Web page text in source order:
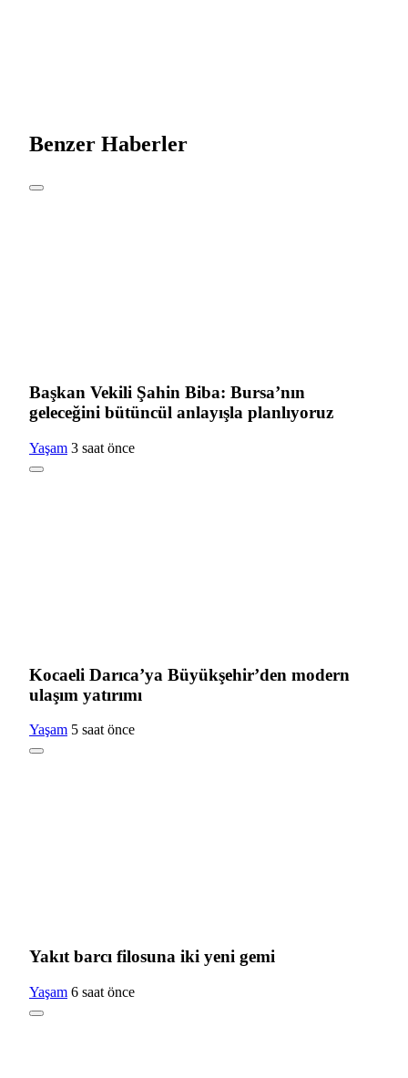
Benzer Haberler
Başkan Vekili Şahin Biba: Bursa’nın
geleceğini bütüncül anlayışla planlıyoruz
Yaşam 3 saat önce
Kocaeli Darıca’ya Büyükşehir’den modern
ulaşım yatırımı
Yaşam 5 saat önce
Yakıt barcı filosuna iki yeni gemi
Yaşam 6 saat önce